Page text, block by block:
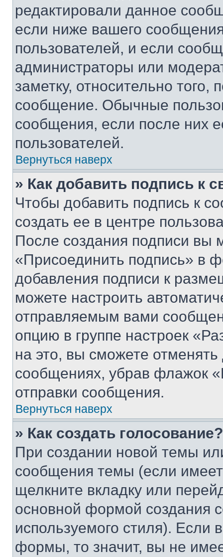
редактировали данное
если ниже вашего
пользователей, и если
администраторы или
заметку, относительно
сообщение. Обычные
сообщения, если после них
пользователей.
Вернуться наверх
» Как добавить подпись к
Чтобы добавить подпись к
создать ее в центре
После создания подписи вы
«Присоединить подпись» в
добавления подписи к
можете настроить
отправляемым вами
опцию в группе настроек
на это, вы сможете
сообщениях, убрав флажок
отправки сообщения.
Вернуться наверх
» Как создать голосование?
При создании новой темы
сообщения темы (если
щелкните вкладку или
основной формой создания
используемого стиля). Если
формы, то значит, вы не